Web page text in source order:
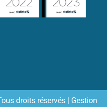
droits réservés | Gestion